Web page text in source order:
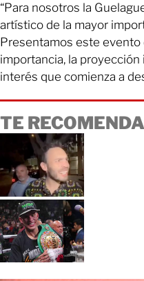
“Para nosotros la
artístico de la mayor
Presentamos este evento
importancia, la
interés que comienza a
TE